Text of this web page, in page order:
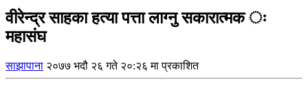
वीरेन्द्र साहका हत्या पत्ता लाग्नु सकारात्मक ः
महासंघ
साझापाना २०७७ भदौ २६ गते २०:२६ मा प्रकाशित